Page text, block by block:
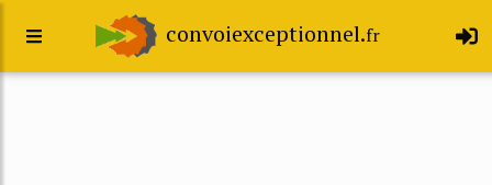
convoiexceptionnel.fr